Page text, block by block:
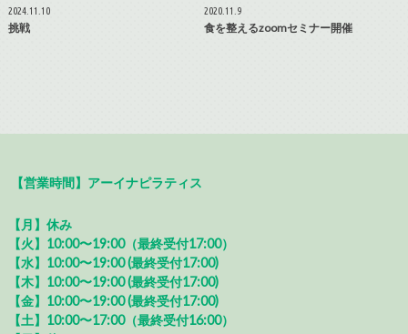
2024.11.10
挑戦
2020.11.9
食を整えるzoomセミナー開催
【営業時間】アーイナピラティス
【月】休み
【火】10:00〜19:00（最終受付17:00）
【水】10:00〜19:00 (最終受付17:00)
【木】10:00〜19:00 (最終受付17:00)
【金】10:00〜19:00 (最終受付17:00)
【土】10:00〜17:00（最終受付16:00）